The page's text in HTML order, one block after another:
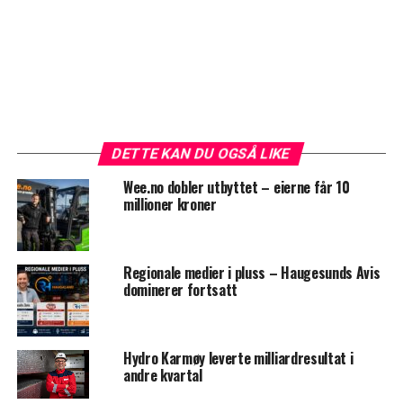
DETTE KAN DU OGSÅ LIKE
Wee.no dobler utbyttet – eierne får 10
millioner kroner
Regionale medier i pluss – Haugesunds Avis
dominerer fortsatt
Hydro Karmøy leverte milliardresultat i
andre kvartal